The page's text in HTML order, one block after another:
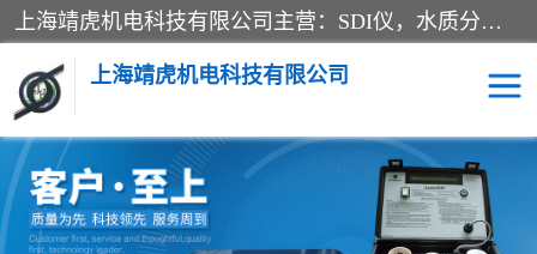
上海靖虎机电科技有限公司主营：SDI仪，水质分析仪，水质检测仪产品；上海靖虎机电科技有限公司在专业制造和研发等方面的强大的平台优势，利用自身在自动化仪表、自控系统及环保监测仪器的专长，以优良的技术，优越的产品质量和良好的服务质量与广大客户真诚合作。
上海靖虎机电科技有限公司
SDI仪 过滤膜过滤纸